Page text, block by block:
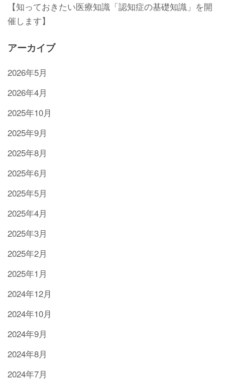
【知っておきたい医療知識「認知症の基礎知識」を開
催します】
アーカイブ
2026年5月
2026年4月
2025年10月
2025年9月
2025年8月
2025年6月
2025年5月
2025年4月
2025年3月
2025年2月
2025年1月
2024年12月
2024年10月
2024年9月
2024年8月
2024年7月